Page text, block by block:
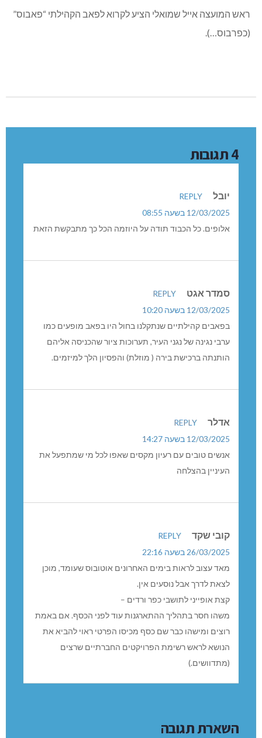
ראש המועצה אייל שמואלי הציע לקרוא לפאב הקהילתי “פאבוס”
(כפרבוס…).
4 תגובות
יובל
REPLY
12/03/2025 בשעה 08:55
אלופים. כל הכבוד תודה על היוזמה הכל כך מתבקשת הזאת
סמדר אגט
REPLY
12/03/2025 בשעה 10:20
בפאבים קהילתיים שנתקלנו בחול היו בפאב מופעים כמו
ערבי נגינה של נגני העיר, תערוכות ציור שהכניסה אליהם
הותנתה ברכישת בירה ( מוזלת) והפסיון הלך למיזמים.
אדלר
REPLY
12/03/2025 בשעה 14:27
אנשים טובים עם רעיון מקסים שאפו לכל מי שמתפעל את
העיניין בהצלחה
קובי שקד
REPLY
26/03/2025 בשעה 22:16
מאד עצוב לראות בימים האחרונים אוטובוס שעומד, מוכן
לצאת לדרך אבל נוסעים אין.
קצת אופייני לתושבי כפר ורדים –
משהו חסר בתהליך ההתארגנות עוד לפני הכסף. אם באמת
רוצים ומישהו כבר שם כסף מכיסו הפרטי ראוי להביא את
הנושא לראש רשימת הפרויקטים החברתיים שרצים
(מתדוושים.)
השארת תגובה